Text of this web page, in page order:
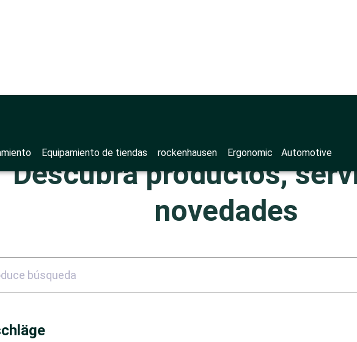
Equipamiento de tiendas rockenhausen Ergonomic Automotive
Descubra productos,
novedades